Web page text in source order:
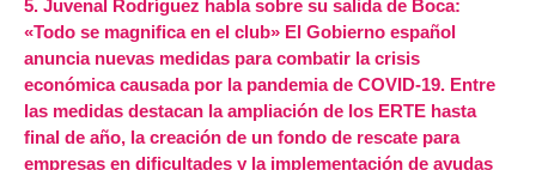
5. Juvenal Rodríguez habla sobre su salida de Boca:
«Todo se magnifica en el club» El Gobierno español
anuncia nuevas medidas para combatir la crisis
económica causada por la pandemia de COVID-19. Entre
las medidas destacan la ampliación de los ERTE hasta
final de año, la creación de un fondo de rescate para
empresas en dificultades y la implementación de ayudas